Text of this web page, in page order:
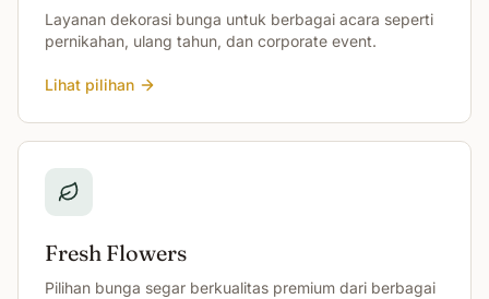
Layanan dekorasi bunga untuk berbagai acara seperti
pernikahan, ulang tahun, dan corporate event.
Lihat pilihan
Fresh Flowers
Pilihan bunga segar berkualitas premium dari berbagai